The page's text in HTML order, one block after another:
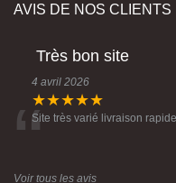
AVIS DE NOS CLIENTS
Très bon site
4 avril 2026
★★★★★
“Site très varié livraison
Voir tous les avis